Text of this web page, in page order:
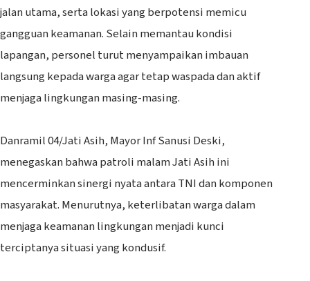
jalan utama, serta lokasi yang berpotensi memicu
gangguan keamanan. Selain memantau kondisi
lapangan, personel turut menyampaikan imbauan
langsung kepada warga agar tetap waspada dan aktif
menjaga lingkungan masing-masing.
‎Danramil 04/Jati Asih, Mayor Inf Sanusi Deski,
menegaskan bahwa patroli malam Jati Asih ini
mencerminkan sinergi nyata antara TNI dan komponen
masyarakat. Menurutnya, keterlibatan warga dalam
menjaga keamanan lingkungan menjadi kunci
terciptanya situasi yang kondusif.